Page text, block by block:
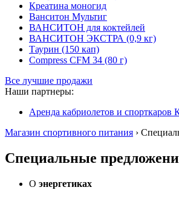
Креатина моногид
Ванситон Мультиг
ВАНСИТОН для коктейлей
ВАНСИТОН ЭКСТРА (0,9 кг)
Таурин (150 кап)
Compress CFM 34 (80 г)
Все лучшие продажи
Наши партнеры:
Аренда кабриолетов и спорткаров
Магазин спортивного питания ›
Специальные
О энергетиках